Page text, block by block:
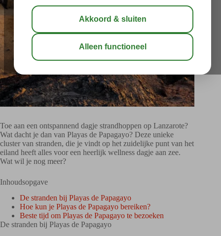
Toe aan een ontspannend dagje strandhoppen op Lanzarote?
Wat dacht je dan van Playas de Papagayo? Deze unieke
cluster van stranden, die je vindt op het zuidelijke punt van het
eiland heeft alles voor een heerlijk wellness dagje aan zee.
Wat wil je nog meer?
Inhoudsopgave
De stranden bij Playas de Papagayo
Hoe kun je Playas de Papagayo bereiken?
Beste tijd om Playas de Papagayo te bezoeken
De stranden bij Playas de Papagayo